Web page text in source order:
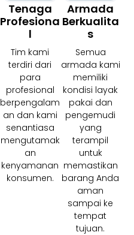
Tenaga
Profesiona
L
Tim kami
terdiri dari
para
profesional
berpengalam
an dan kami
senantiasa
mengutamak
an
kenyamanan
konsumen.
Armada
Berkualita
S
Semua
armada kami
memiliki
kondisi layak
pakai dan
pengemudi
yang
terampil
untuk
memastikan
barang Anda
aman
sampai ke
tempat
tujuan.